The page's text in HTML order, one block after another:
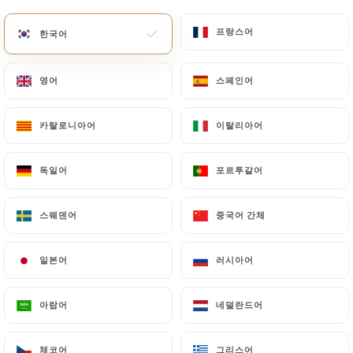
메뉴
한국어 프랑스어
영어 스페인어
카탈로니아어 이탈리아어
독일어 포르투갈어
스웨덴어 중국어 간체
일본어 러시아어
아랍어 네덜란드어
체코어 그리스어
연락처
한국어 프랑스어
영어 스페인어
카탈로니아어 이탈리아어
독일어 포르투갈어
스웨덴어 중국어 간체
일본어 러시아어
아랍어 네덜란드어
체코어 그리스어